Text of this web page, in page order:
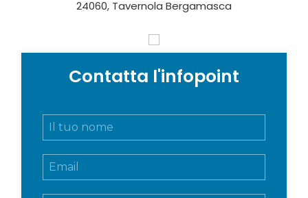
24060, Tavernola Bergamasca
Contatta l'infopoint
N
E
m